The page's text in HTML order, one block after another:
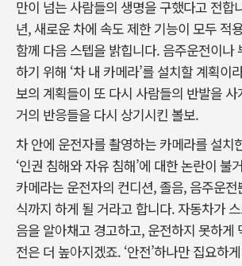
만이 넘는 사람들의 생명을 구했다고 전합
년, 새로운 차에 속도 제한 기능이 모두 적
함께 다음 스텝을 밝힙니다. 음주운전이나
하기 위해 ‘차 내 카메라’를 설치할 계획이
보의 계획들이 또 다시 사람들의 반발을
거의 반응들을 다시 상기시킨 볼보.
차 안에 운전자를 촬영하는 카메라를 설치
‘인권 침해와 자유 침해’에 대한 논란이 불
카메라는 운전자의 컨디션, 졸음, 음주운
식까지 하게 될 거라고 합니다. 자동차가
음을 알아채고 경고하고, 운전하지 못하게
전은 더 높아지겠죠. ‘안전’하나만 집요하